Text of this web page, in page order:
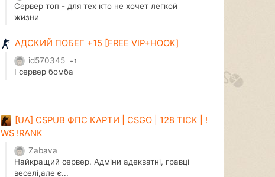
Сервер топ - для тех кто не хочет легкой
жизни
АДСКИЙ ПОБЕГ +15 [FREE VIP+HOOK]
id570345 +1
I сервер бомба
[UA] CSPUB ФПС КАРТИ | CSGO | 128 TICK | !
WS !RANK
Zabava
Найкращий сервер. Адміни адекватні, гравці
веселі,але є...